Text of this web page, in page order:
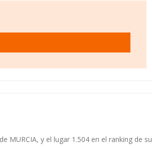
MURCIA, y el lugar 1.504 en el ranking de su